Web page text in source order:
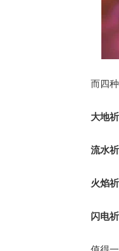
而四
大地祈
流水祈
火焰祈
闪电祈